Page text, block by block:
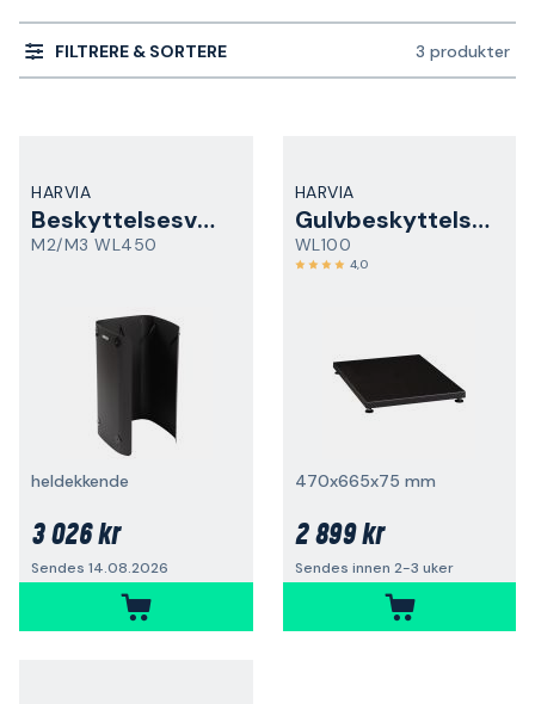
FILTRERE & SORTERE 3 produkter
HARVIA
Beskyttelsesvegg
M2/M3 WL450
heldekkende
3 026 kr
Sendes 14.08.2026
HARVIA
Gulvbeskyttelsesplate
WL100
4,0
470x665x75 mm
2 899 kr
Sendes innen 2-3 uker